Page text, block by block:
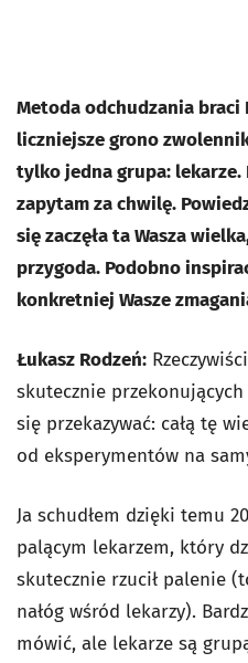
Metoda odchudzania braci
liczniejsze grono
tylko jedna grupa: lekarze.
zapytam za chwilę.
się zaczęła ta Wasza
przygoda. Podobno
konkretniej Wasze
Łukasz Rodzeń:
skutecznie
się przekazywać: całą tę
od eksperymentów na
Ja schudłem dzięki temu
palącym lekarzem, który
skutecznie rzucił palenie
nałóg wśród lekarzy).
mówić, ale lekarze są